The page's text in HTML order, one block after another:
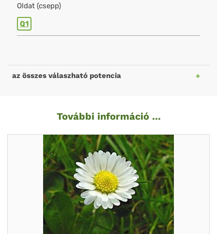
Oldat (csepp)
Q1
az összes válaszható potencia
További információ ...